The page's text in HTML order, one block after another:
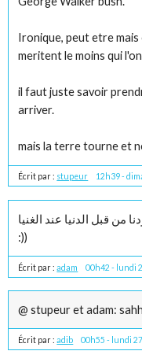
Ironique, peut etre
meritent le moins qui
il faut juste savoir
arriver.
mais la terre tourne et
Écrit par : stupeur 12h39-
من قبل الدنيا عند الغنيا
:))
Écrit par :adam 00h42 - lundi
@ stupeur et adam:
Écrit par :adib 00h55 - lundi 27